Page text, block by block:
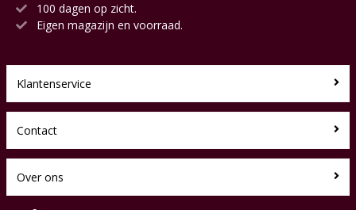
100 dagen op zicht.
Eigen magazijn en voorraad.
Klantenservice
Contact
Over ons